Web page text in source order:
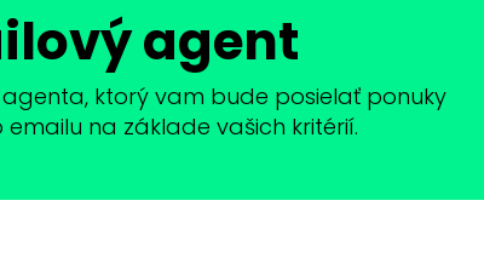
agent
agenta, ktorý vam bude posielať ponuky
na základe vašich kritérií.